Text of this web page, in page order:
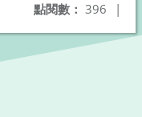
點閱數： 396 |